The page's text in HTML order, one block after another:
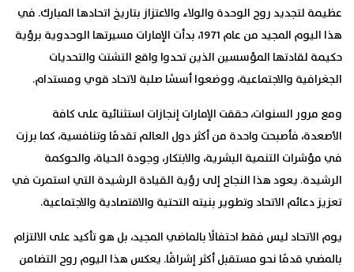
عظيمة لتجديد روح الوحدة والولاء والاعتزاز بتاريخ اتحادها المبارك. في
هذا اليوم المجيد من عام 1971، بدأت الإمارات مسيرتها الوحدوية برؤية
حكيمة لقادتها المؤسسين الذين تحدوا واقع التشتت والتحديات
الجغرافية والاجتماعية، ووضعوا أسسًا صلبة لاتحاد قوي ومستدام.
ومع مرور السنوات، حققت الإمارات إنجازات استثنائية على كافة
الأصعدة، فأصبحت واحدة من أكثر دول العالم تقدمًا وتنافسية، كما برزت
في مؤشرات التنمية البشرية، والابتكار، وجودة الحياة، والحوكمة
الرشيدة. يعود هذا النجاح إلى رؤية القيادة الرشيدة التي استمرت في
تعزيز دعائم الاتحاد وتطوير بنيته التحتية والاقتصادية والاجتماعية.
يوم الاتحاد ليس فقط احتفالًا بالماضي المجيد، بل هو تأكيد على الالتزام
بالمضي قدمًا نحو مستقبل أكثر إشراقًا. يعكس هذا اليوم روح التضامن